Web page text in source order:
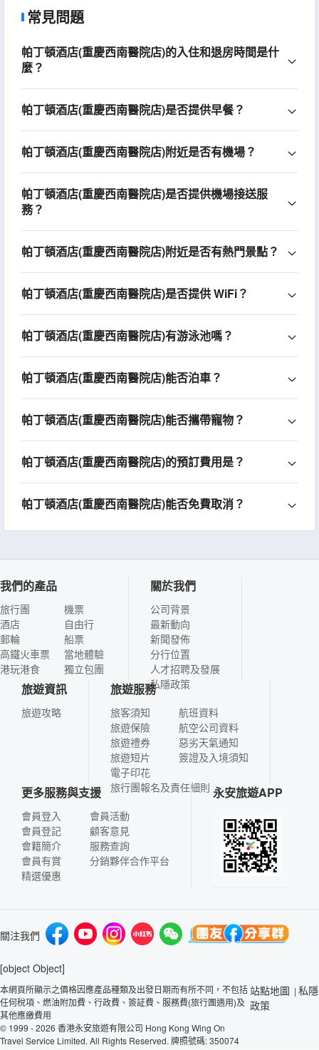
常見問題
帕丁頓酒店(重慶西南醫院店)的入住和退房時間是什
麼？
帕丁頓酒店(重慶西南醫院店)是否提供早餐？
帕丁頓酒店(重慶西南醫院店)附近是否有機場？
帕丁頓酒店(重慶西南醫院店)是否提供機場接送服
務？
帕丁頓酒店(重慶西南醫院店)附近是否有熱門景點？
帕丁頓酒店(重慶西南醫院店)是否提供 WiFi？
帕丁頓酒店(重慶西南醫院店)有游泳池嗎？
帕丁頓酒店(重慶西南醫院店)能否泊車？
帕丁頓酒店(重慶西南醫院店)能否攜帶寵物？
帕丁頓酒店(重慶西南醫院店)的預訂費用是？
帕丁頓酒店(重慶西南醫院店)能否免費取消？
我們的產品
旅行團
酒店
郵輪
高鐵火車票
港玩港食
機票
自由行
船票
當地體驗
獨立包團
關於我們
公司背景
最新動向
新聞發佈
分行位置
人才招聘及發展
私隱政策
旅遊資訊
旅遊攻略
旅遊服務
旅客須知
旅遊保險
旅遊禮券
旅遊短片
電子印花
航班資料
航空公司資料
惡劣天氣通知
簽證及入境須知
旅行團報名及責任細則
更多服務與支援
會員登入
會員登記
會籍簡介
會員有賞
精選優惠
會員活動
顧客意見
服務查詢
分銷夥伴合作平台
永安旅遊APP
關注我們
[object Object]
本網頁所顯示之價格因應產品種類及出發日期而有所不同，不包括
任何稅項、燃油附加費、行政費、簽証費、服務費(旅行團適用)及
其他應繳費用
© 1999 - 2026 香港永安旅遊有限公司 Hong Kong Wing On
Travel Service Limited. All Rights Reserved. 牌照號碼: 350074
站點地圖 | 私隱
政策